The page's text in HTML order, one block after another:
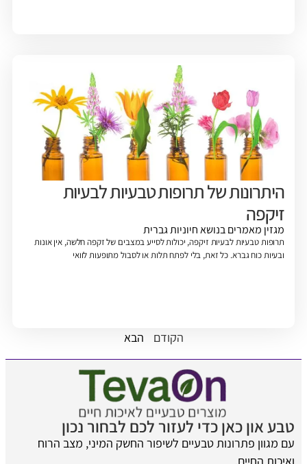
היתרונות של תרופות טבעיות לבעיות
זיקפה
מגזין מאמרים בנושא חיוניות גברית
תרופות טבעיות לבעיות זיקפה, יכולות לסייע במצבים של זקפה חלשה, אין אונות
ובעיות כוח גברא. כל זאת, בלי לפתח תלות או לסבול מתופעות לוואי
הקודם הבא
טבע און כאן כדי לעזור לכם לבחור נכון
עם מגוון פתרונות טבעיים לשיפור החשק המיני, מצב הרוח